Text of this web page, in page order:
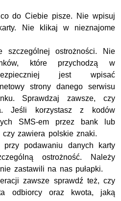
do Ciebie pisze. Nie wpisuj
Nie klikaj w nieznajome
szczególnej ostrożności. Nie
które przychodzą w
jest wpisać
strony danego serwisu
Sprawdzaj zawsze, czy
Jeśli korzystasz z kodów
SMS-em przez bank lub
zawiera polskie znaki.
podawaniu danych karty
ostrożność. Należy
zastawili na nas pułapki.
zawsze sprawdź też, czy
odbiorcy oraz kwota, jaką